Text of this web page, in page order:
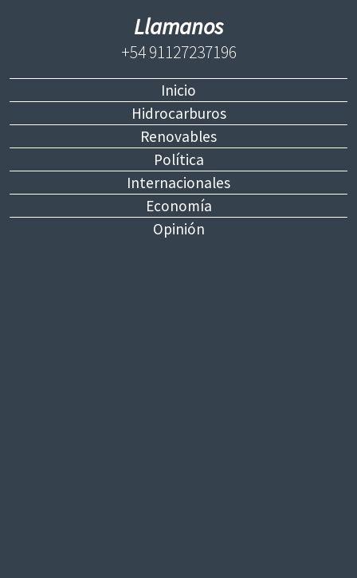
Llamanos
+54 91127237196
Inicio
Hidrocarburos
Renovables
Política
Internacionales
Economía
Opinión